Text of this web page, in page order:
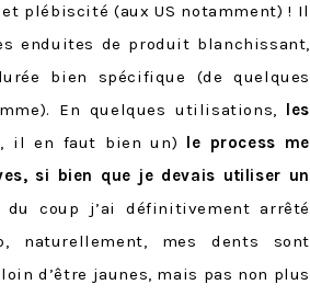
plébiscité (aux US notamment) ! Il
enduites de produit blanchissant,
bien spécifique (de quelques
En quelques utilisations, les
il en faut bien un) le process me
si bien que je devais utiliser un
coup j’ai définitivement arrêté
naturellement, mes dents sont
d’être jaunes, mais pas non plus